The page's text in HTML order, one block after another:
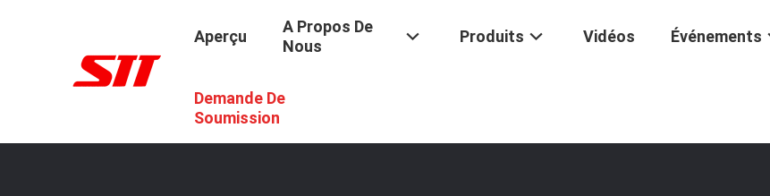
Aperçu
A Propos De
Nous
Produits Vidéos Événements
Demande De
Soumission
Éolienne D'aluminium De Transformateur